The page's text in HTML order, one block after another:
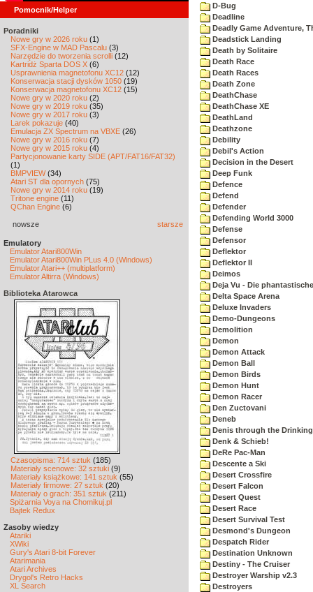
Pomocnik/Helper
Poradniki
Nowe gry w 2026 roku (1)
SFX-Engine w MAD Pascalu (3)
Narzędzie do tworzenia scrolli (12)
Kartridż Sparta DOS X (6)
Usprawnienia magnetofonu XC12 (12)
Konserwacja stacji dysków 1050 (19)
Konserwacja magnetofonu XC12 (15)
Nowe gry w 2020 roku (2)
Nowe gry w 2019 roku (35)
Nowe gry w 2017 roku (3)
Larek pokazuje (40)
Emulacja ZX Spectrum na VBXE (26)
Nowe gry w 2016 roku (7)
Nowe gry w 2015 roku (4)
Partycjonowanie karty SIDE (APT/FAT16/FAT32)
(1)
BMPVIEW(34)
Atari ST dla opornych (75)
Nowe gry w 2014 roku (19)
Tritone engine (11)
QChan Engine (6)
nowsze starsze
Emulatory
Emulator Atari800Win
Emulator Atari800Win PLus 4.0 (Windows)
Emulator Atari++ (multiplatform)
Emulator Altirra (Windows)
Biblioteka Atarowca
Czasopisma: 714 sztuk (185)
Materiały scenowe: 32 sztuki (9)
Materiały książkowe: 141 sztuk (55)
Materiały firmowe: 27 sztuk (20)
Materiały o grach: 351 sztuk (211)
Spiżarnia Voya na Chomikuj.pl
Bajtek Redux
Zasoby wiedzy
Atariki
XWiki
Gury's Atari 8-bit Forever
Atarimania
Atari Archives
Drygol's Retro Hacks
XL Search
D-Bug
Deadline
Deadly Game Adventure,
Deadstick Landing
Death by Solitaire
Death Race
Death Races
Death Zone
DeathChase
DeathChase XE
DeathLand
Deathzone
Debility
Debil's Action
Decision in the Desert
Deep Funk
Defence
Defend
Defender
Defending World 3000
Defense
Defensor
Deflektor
Deflektor II
Deimos
Deja Vu - Die
Delta Space Arena
Deluxe Invaders
Demo-Dungeons
Demolition
Demon
Demon Attack
Demon Ball
Demon Birds
Demon Hunt
Demon Racer
Den Zuctovani
Deneb
Denis through the
Denk & Schieb!
DeRe Pac-Man
Descente a Ski
Desert Crossfire
Desert Falcon
Desert Quest
Desert Race
Desert Survival Test
Desmond's Dungeon
Despatch Rider
Destination Unknown
Destiny - The Cruiser
Destroyer Warship v2.3
Destroyers